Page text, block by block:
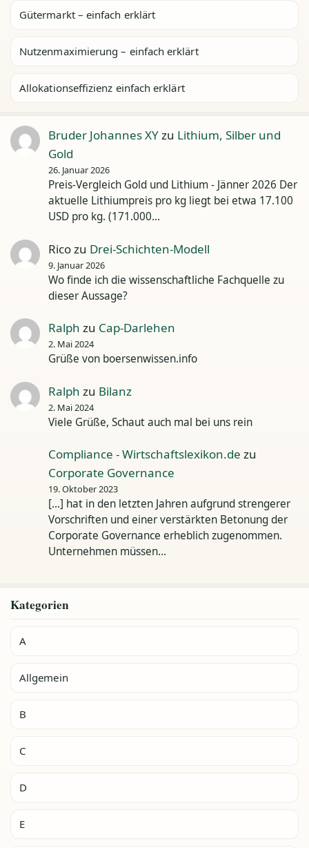
Gütermarkt – einfach erklärt
Nutzenmaximierung – einfach erklärt
Allokationseffizienz einfach erklärt
Bruder Johannes XYzu Lithium, Silber und
Gold
26. Januar 2026
Preis-Vergleich Gold und Lithium - Jänner 2026 Der
aktuelle Lithiumpreis pro kg liegt bei etwa 17.100
USD pro kg. (171.000…
Ricozu Drei-Schichten-Modell
9. Januar 2026
Wo finde ich die wissenschaftliche Fachquelle zu
dieser Aussage?
Ralph zu Cap-Darlehen
2. Mai 2024
Grüße von boersenwissen.info
Ralph zu Bilanz
2. Mai 2024
Viele Grüße, Schaut auch mal bei uns rein
Compliance - Wirtschaftslexikon.de zu
Corporate Governance
19. Oktober 2023
[…] hat in den letzten Jahren aufgrund strengerer
Vorschriften und einer verstärkten Betonung der
Corporate Governance erheblich zugenommen.
Unternehmen müssen…
Kategorien
A
Allgemein
B
C
D
E